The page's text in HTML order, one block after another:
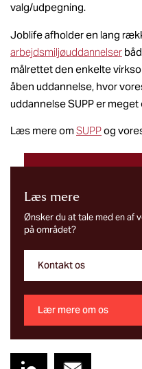
valg/udpegning.
Joblife afholder en lang
arbejdsmiljøuddannelser
målrettet den enkelte
åben uddannelse, hvor
uddannelse SUPP er
Læs mere om SUPPog
Læs mere​
Ønsker du at tale med en af
på området?
Kontakt os
Lær mere om os